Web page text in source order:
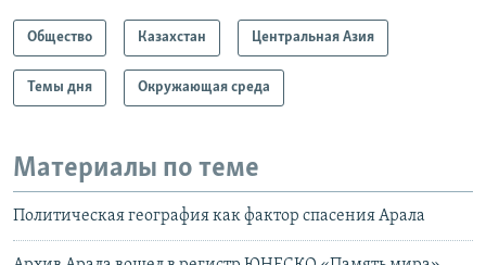
Общество Казахстан Центральная Азия
Темы дня Окружающая среда
Материалы по теме
Политическая география как фактор спасения Арала